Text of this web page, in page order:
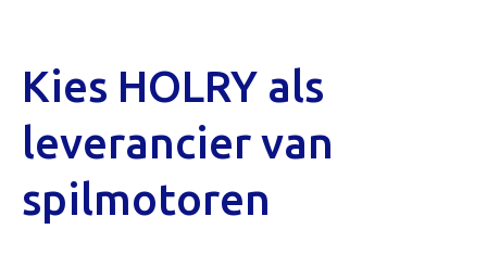
Kies HOLRY als
leverancier van
spilmotoren